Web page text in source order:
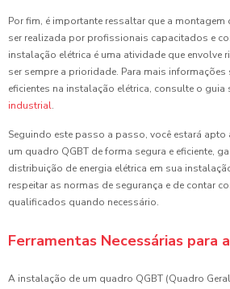
Por fim, é importante ressaltar que a montagem
ser realizada por profissionais capacitados e
instalação elétrica é uma atividade que envolve
ser sempre a prioridade. Para mais
eficientes na instalação elétrica, consulte o guia
industrial.
Seguindo este passo a passo, você estará apto
um quadro QGBT de forma segura e eficiente,
distribuição de energia elétrica em sua
respeitar as normas de segurança e de contar
qualificados quando necessário.
Ferramentas Necessárias para
A instalação de um quadro QGBT (Quadro